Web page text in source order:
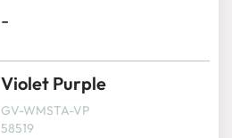
-
Violet Purple
GV-WMSTA-VP
58519